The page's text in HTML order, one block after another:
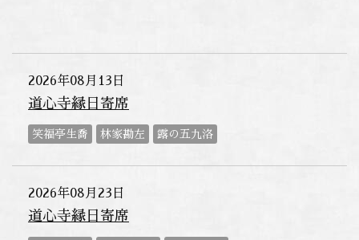
2026年08月13日
道心寺縁日寄席
笑福亭生喬 林家勘左 露の五九洛
2026年08月23日
道心寺縁日寄席